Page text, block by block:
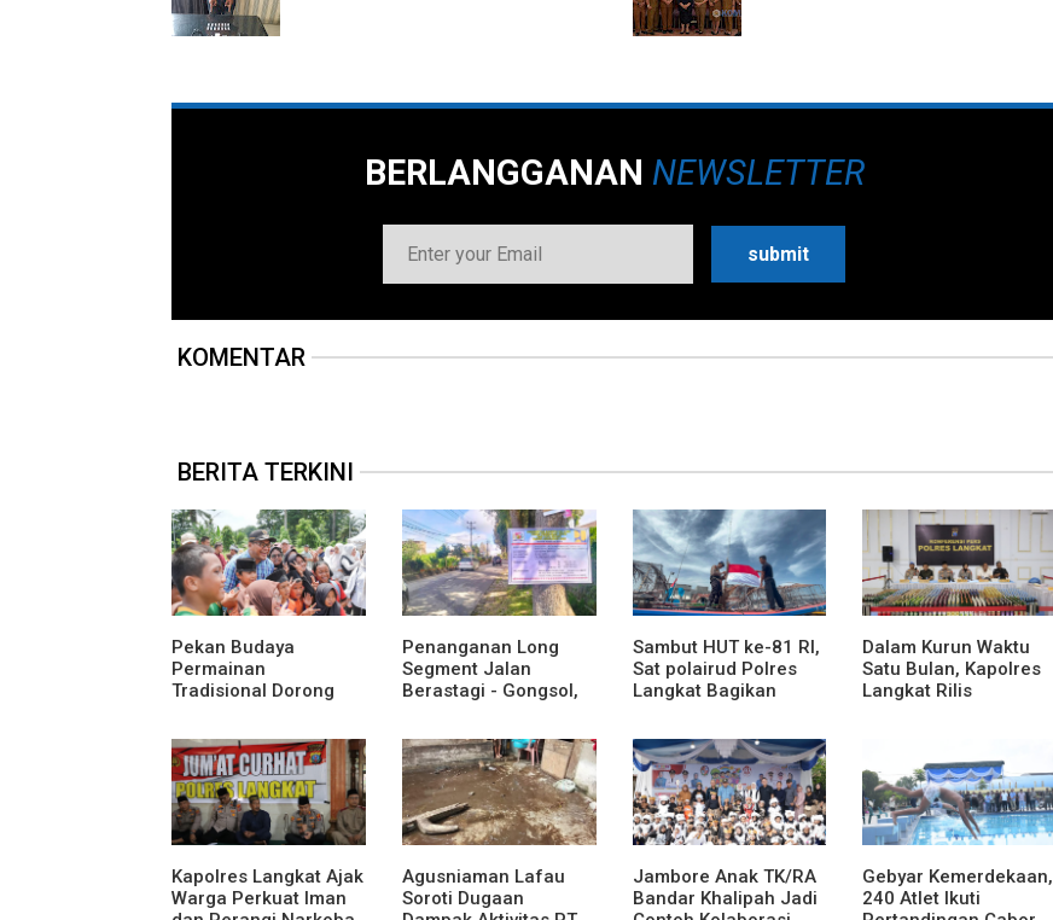
BERLANGGANAN NEWSLETTER
KOMENTAR
BERITA TERKINI
Pekan Budaya
Permainan
Tradisional Dorong
dan Kurangi
Ketergantungan
Gadget
Penanganan Long
Segment Jalan
Berastagi - Gongsol,
Kabupaten Karo
Tingkatkan
Kenyamanan Akses
Wisata, Pertanian dan
Perekonomian
Sambut HUT ke-81 RI,
Sat polairud Polres
Langkat Bagikan
kepada Nelayan
Dalam Kurun Waktu
Satu Bulan, Kapolres
Langkat Rilis
Pidana Kriminal, dan
Kekerasan Seksual
terhadap Anak
Kapolres Langkat Ajak
Warga Perkuat Iman
Agusniaman Lafau
Soroti Dugaan
Jambore Anak TK/RA
Bandar Khalipah Jadi
Gebyar Kemerdekaan,
240 Atlet Ikuti